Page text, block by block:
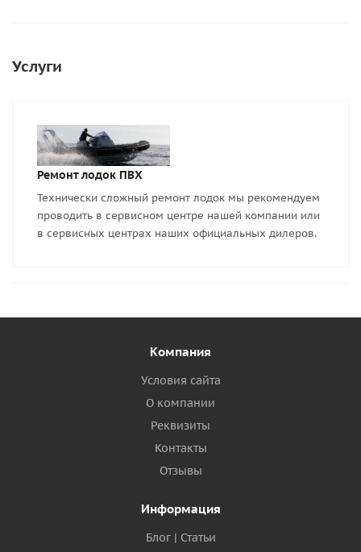
Услуги
Ремонт лодок ПВХ
Технически сложный ремонт лодок мы рекомендуем
проводить в сервисном центре нашей компании или
в сервисных центрах наших официальных дилеров.
Компания
Условия сайта
О компании
Реквизиты
Контакты
Отзывы
Информация
Блог | Статьи